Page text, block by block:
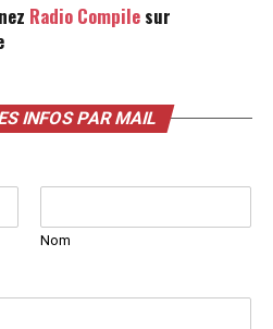
Radio Compilesur
INFOS PAR MAIL
Nom